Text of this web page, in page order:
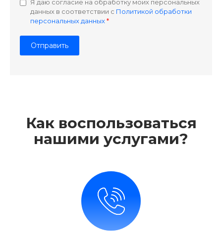
Я даю согласие на обработку моих персональных
данных в соответствии с Политикой обработки
персональных данных
Как воспользоваться
нашими услугами?